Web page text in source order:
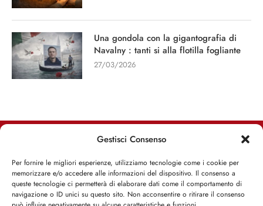
Gestisci Consenso
Per fornire le migliori esperienze, utilizziamo tecnologie come i cookie per
memorizzare e/o accedere alle informazioni del dispositivo. Il consenso a
queste tecnologie ci permetterà di elaborare dati come il comportamento di
navigazione o ID unici su questo sito. Non acconsentire o ritirare il consenso
Una gondola con la gigantografia di
Navalny : tanti si alla flotilla fogliante
27/03/2026
Iscriviti alla Newsletter